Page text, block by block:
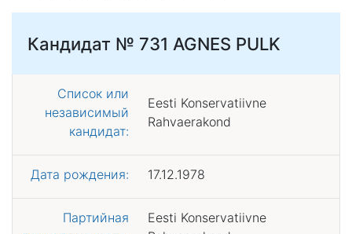
Кандидат № 731 AGNES PULK
Список или
независимый
кандидат:
Eesti Konservatiivne
Rahvaerakond
Дата рождения: 17.12.1978
Партийная
Eesti Konservatiivne